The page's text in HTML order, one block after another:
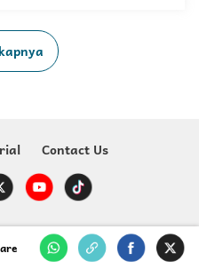
Contact Us
For Kids - MNC Media